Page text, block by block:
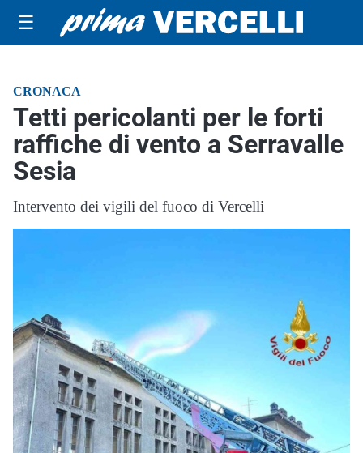
☰
CRONACA
Tetti pericolanti per le forti
raffiche di vento a Serravalle
Sesia
Intervento dei vigili del fuoco di Vercelli